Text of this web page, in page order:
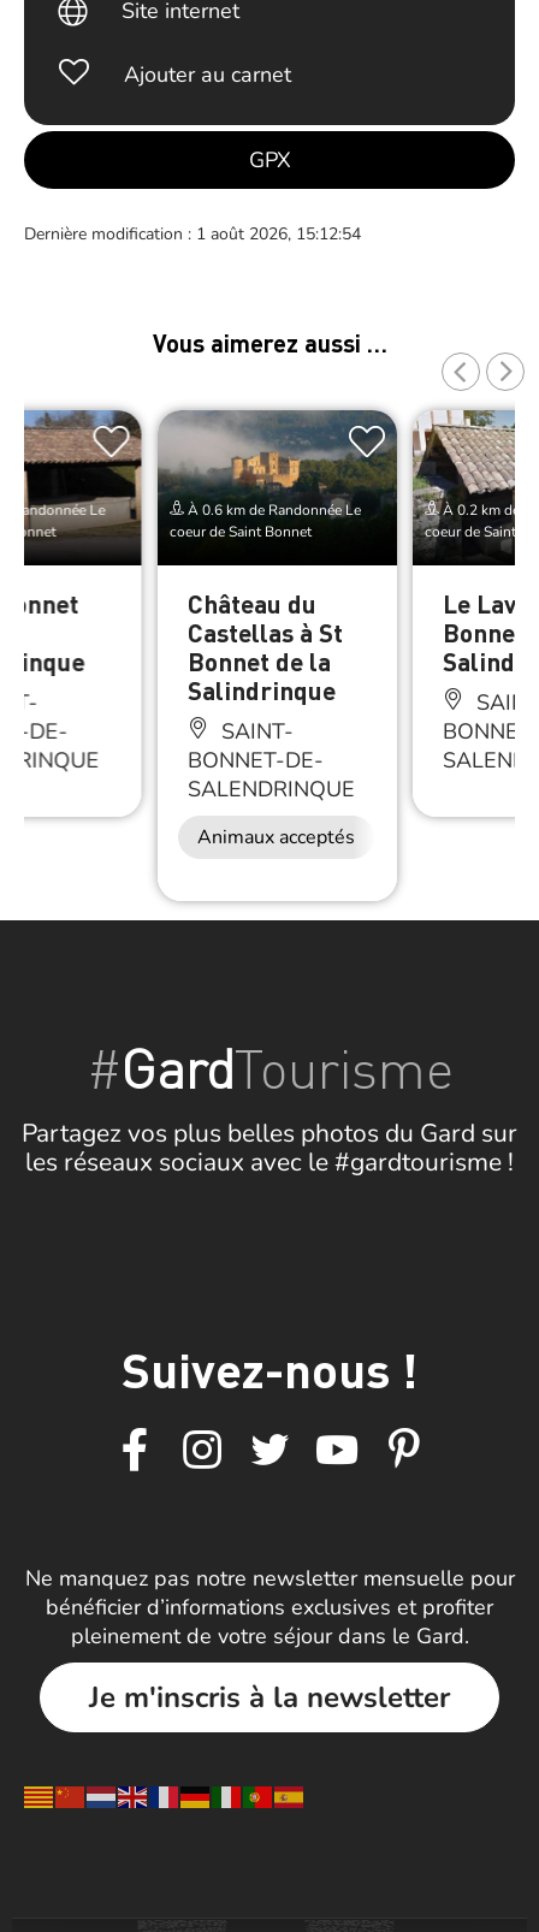
Site internet
Ajouter au carnet
GPX
Dernière modification : 1 août 2026, 15:12:54
Vous aimerez aussi …
Randonnée Le
Bonnet
DE-
À 0.6 km de Randonnée Le
coeur de Saint Bonnet
Château du
Castellas à St
Bonnet de la
Salindrinque
SAINT-
BONNET-DE-
SALENDRINQUE
Animaux acceptés
À 0.2 km de
coeur de Saint
Le
Bonnet
#GardTourisme
Partagez vos plus belles photos du Gard sur
les réseaux sociaux avec le #gardtourisme !
Suivez-nous !
Ne manquez pas notre newsletter mensuelle pour
bénéficier d’informations exclusives et profiter
pleinement de votre séjour dans le Gard.
Je m'inscris à la newsletter